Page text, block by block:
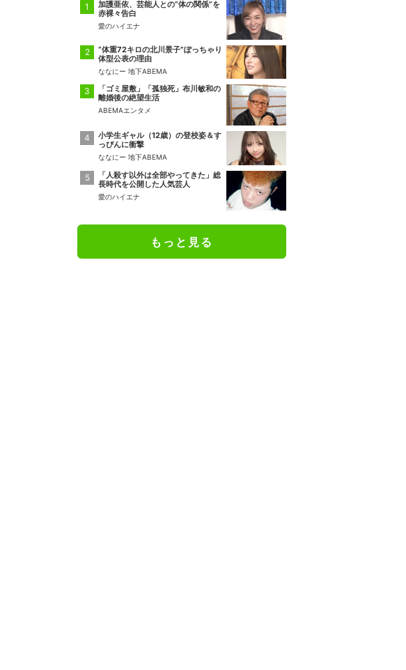
加護亜依、芸能人との“体の関係”を
赤裸々告白
愛のハイエナ
“体重72キロの北川景子”ぽっちゃり
体型公表の理由
ななにー 地下ABEMA
「ゴミ屋敷」「孤独死」布川敏和の
離婚後の絶望生活
ABEMAエンタメ
小学生ギャル（12歳）の登校姿＆す
っぴんに衝撃
ななにー 地下ABEMA
「人殺す以外は全部やってきた」総
長時代を公開した人気芸人
愛のハイエナ
もっと見る